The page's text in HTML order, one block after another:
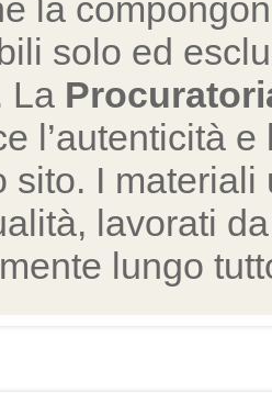
la
solo ed
La
l’autenticità
sito. I
lavorati
lungo